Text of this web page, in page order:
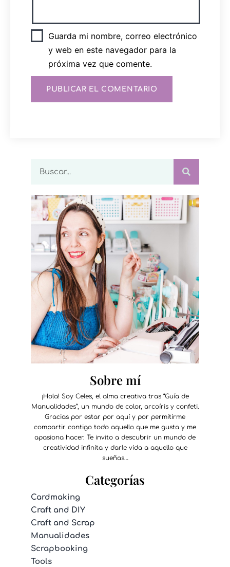
Guarda mi nombre, correo electrónico
y web en este navegador para la
próxima vez que comente.
Sobre mí
¡Hola! Soy Celes, el alma creativa tras “Guía de
Manualidades”, un mundo de color, arcoíris y confeti.
Gracias por estar por aquí y por permitirme
compartir contigo todo aquello que me gusta y me
apasiona hacer. Te invito a descubrir un mundo de
creatividad infinita y darle vida a aquello que
sueñas…
Categorías
Cardmaking
Craft and DIY
Craft and Scrap
Manualidades
Scrapbooking
Tools